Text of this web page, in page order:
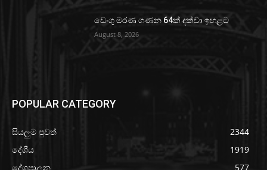
ඩෙංගු මරණ ගණන 64ක් දක්වා ඉහළට
August 8, 2026
POPULAR CATEGORY
සියලුම පුවත්
2344
දේශීය
1919
දේශපාලන
577